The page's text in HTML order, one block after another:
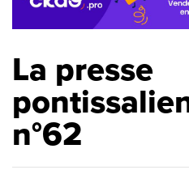
La presse
n°62